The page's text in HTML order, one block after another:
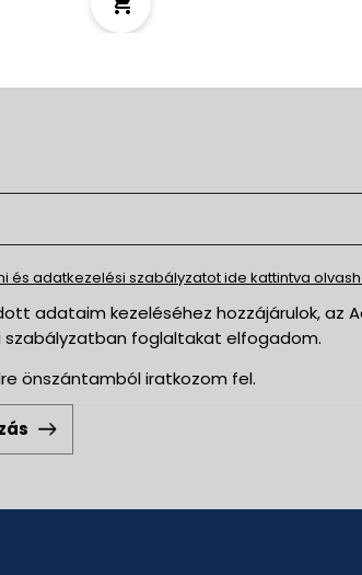
és adatkezelési szabályzatot ide kattintva
adataim kezeléséhez hozzájárulok, az Adatvédelmi és
adatkezelési szabályzatban foglaltakat elfogadom.
önszántamból iratkozom fel.